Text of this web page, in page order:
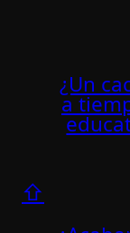
¿Un
a
⇧